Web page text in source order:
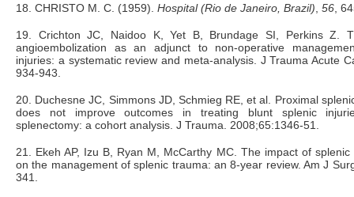
18. CHRISTO M. C. (1959). Hospital (Rio de Janeiro, Brazil) 56 ,
19. Crichton JC, Naidoo K, Yet B, Brundage SI, Perkins Z.
angioembolization as an adjunct to non-operative
injuries: a systematic review and meta-analysis. J Trauma Acute
934-943.
20. Duchesne JC, Simmons JD, Schmieg RE, et al. Proximal
does not improve outcomes in treating blunt splenic
splenectomy: a cohort analysis. J Trauma. 2008;65:1346-51.
21. Ekeh AP, Izu B, Ryan M, McCarthy MC. The impact of
on the management of splenic trauma: an 8-year review. Am J
341.